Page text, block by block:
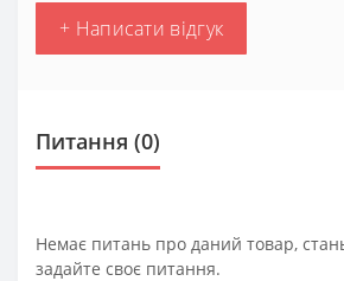
+ Написати відгук
Питання (0)
Немає питань про даний товар,
задайте своє питання.